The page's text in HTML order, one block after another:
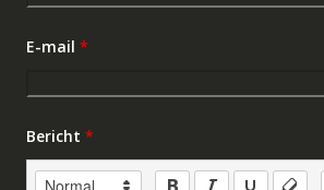
E-mail *
Bericht *